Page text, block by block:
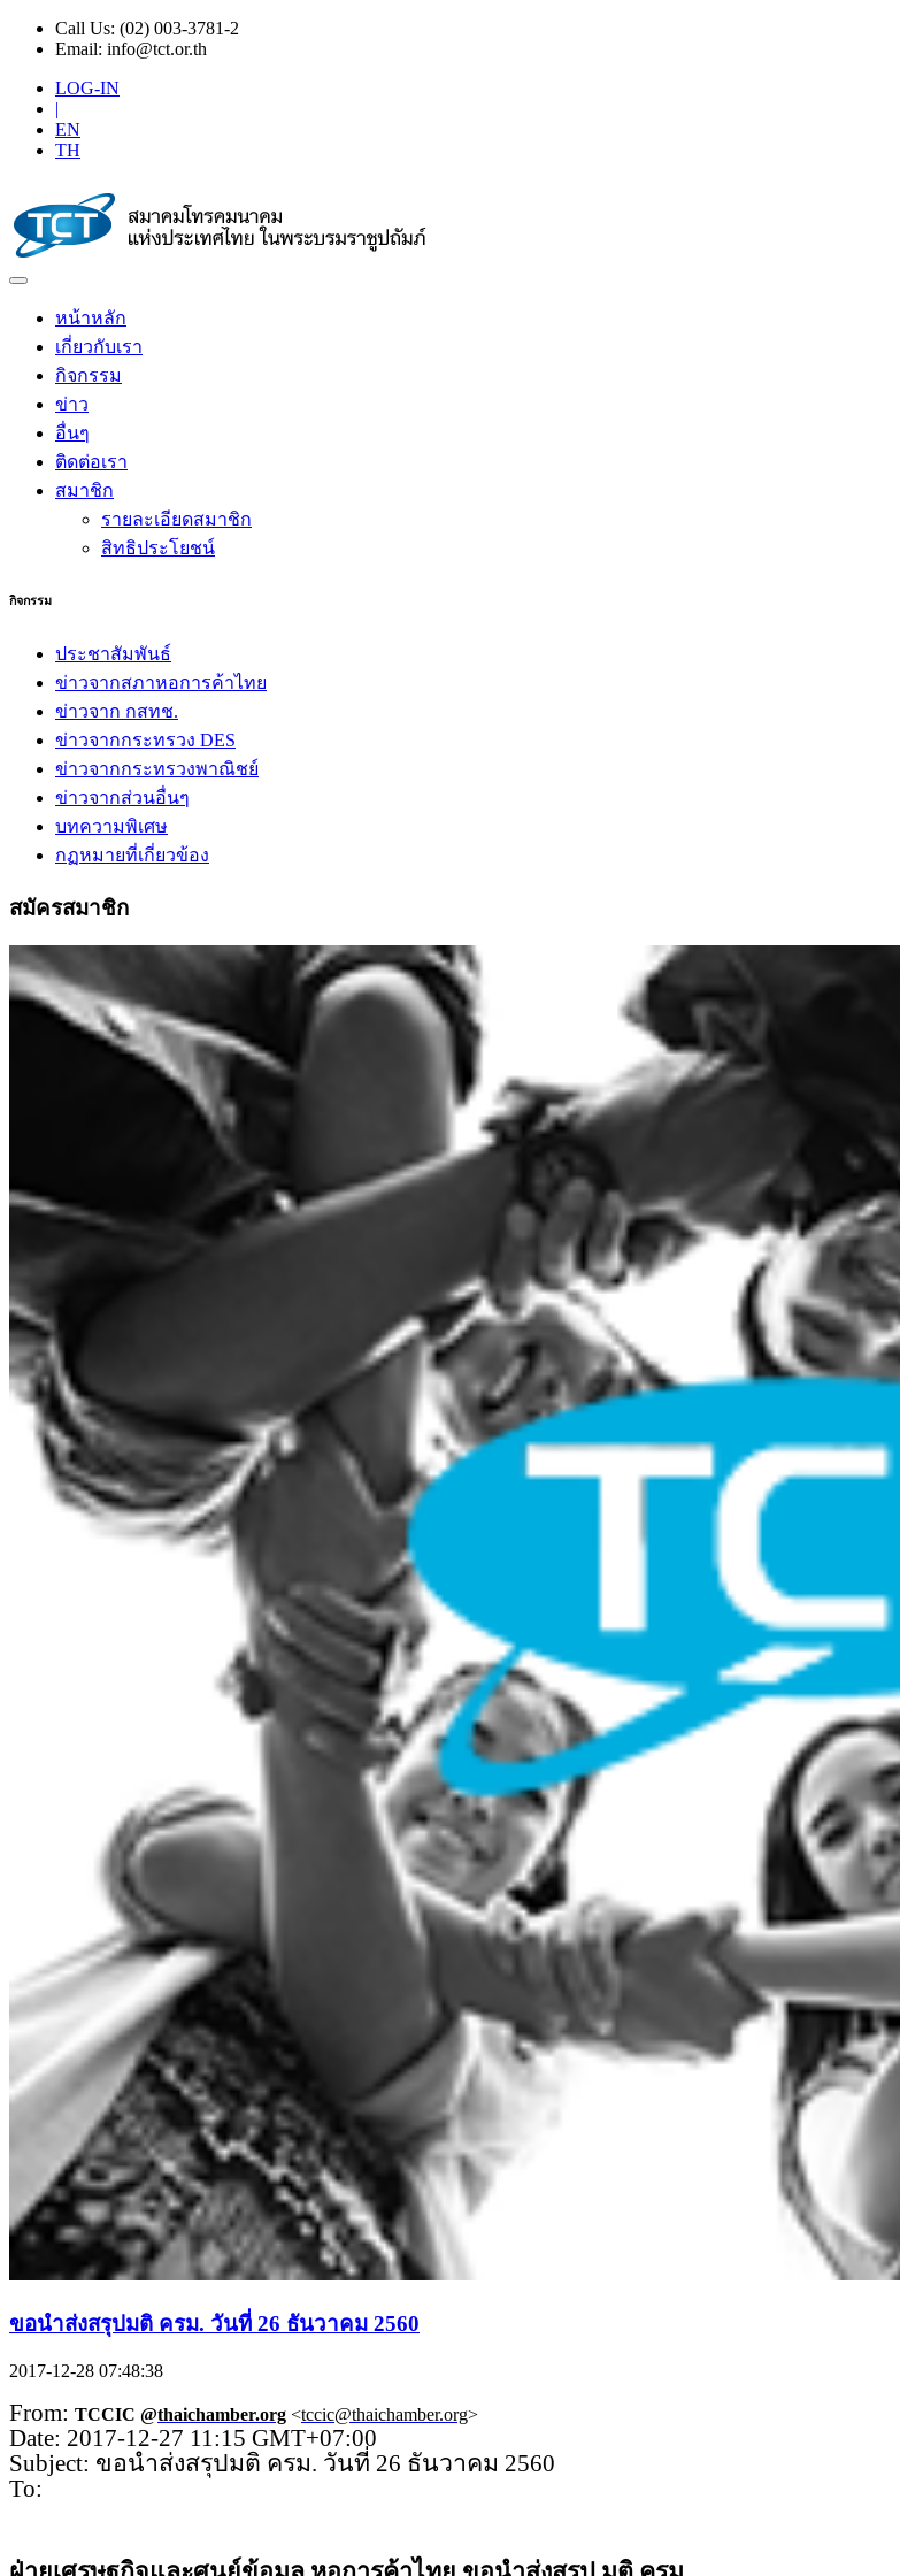
Call Us: (02) 003-3781-2
Email: info@tct.or.th
LOG-IN
|
EN
TH
หน้าหลัก
เกี่ยวกับเรา
กิจกรรม
ข่าว
อื่นๆ
ติดต่อเรา
สมาชิก
รายละเอียดสมาชิก
สิทธิประโยชน์
กิจกรรม
ประชาสัมพันธ์
ข่าวจากสภาหอการค้าไทย
ข่าวจาก กสทช.
ข่าวจากกระทรวง DES
ข่าวจากกระทรวงพาณิชย์
ข่าวจากส่วนอื่นๆ
บทความพิเศษ
กฏหมายที่เกี่ยวข้อง
สมัครสมาชิก
ขอนำส่งสรุปมติ ครม. วันที่ 26 ธันวาคม 2560
2017-12-28 07:48:38
From: TCCIC @thaichamber.org <tccic@thaichamber.org>
Date: 2017-12-27 11:15 GMT+07:00
Subject: ขอนำส่งสรุปมติ ครม. วันที่ 26 ธันวาคม 2560
To: